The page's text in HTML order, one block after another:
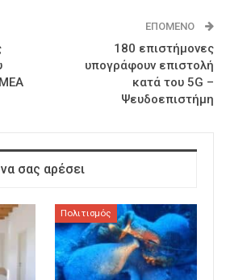
ΕΠΌΜΕΝΟ
180 επιστήμονες
υπογράφουν επιστολή
κατά του 5G –
Ψευδοεπιστήμη
σας αρέσει
Πολιτισμός